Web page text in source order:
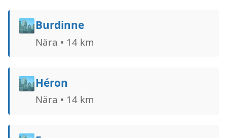
🏙️Burdinne
Nära • 14 km
🏙️Héron
Nära • 14 km